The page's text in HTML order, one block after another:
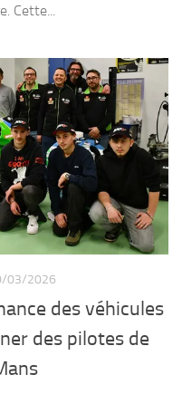
Cette...
03/2026
des véhicules
des pilotes de